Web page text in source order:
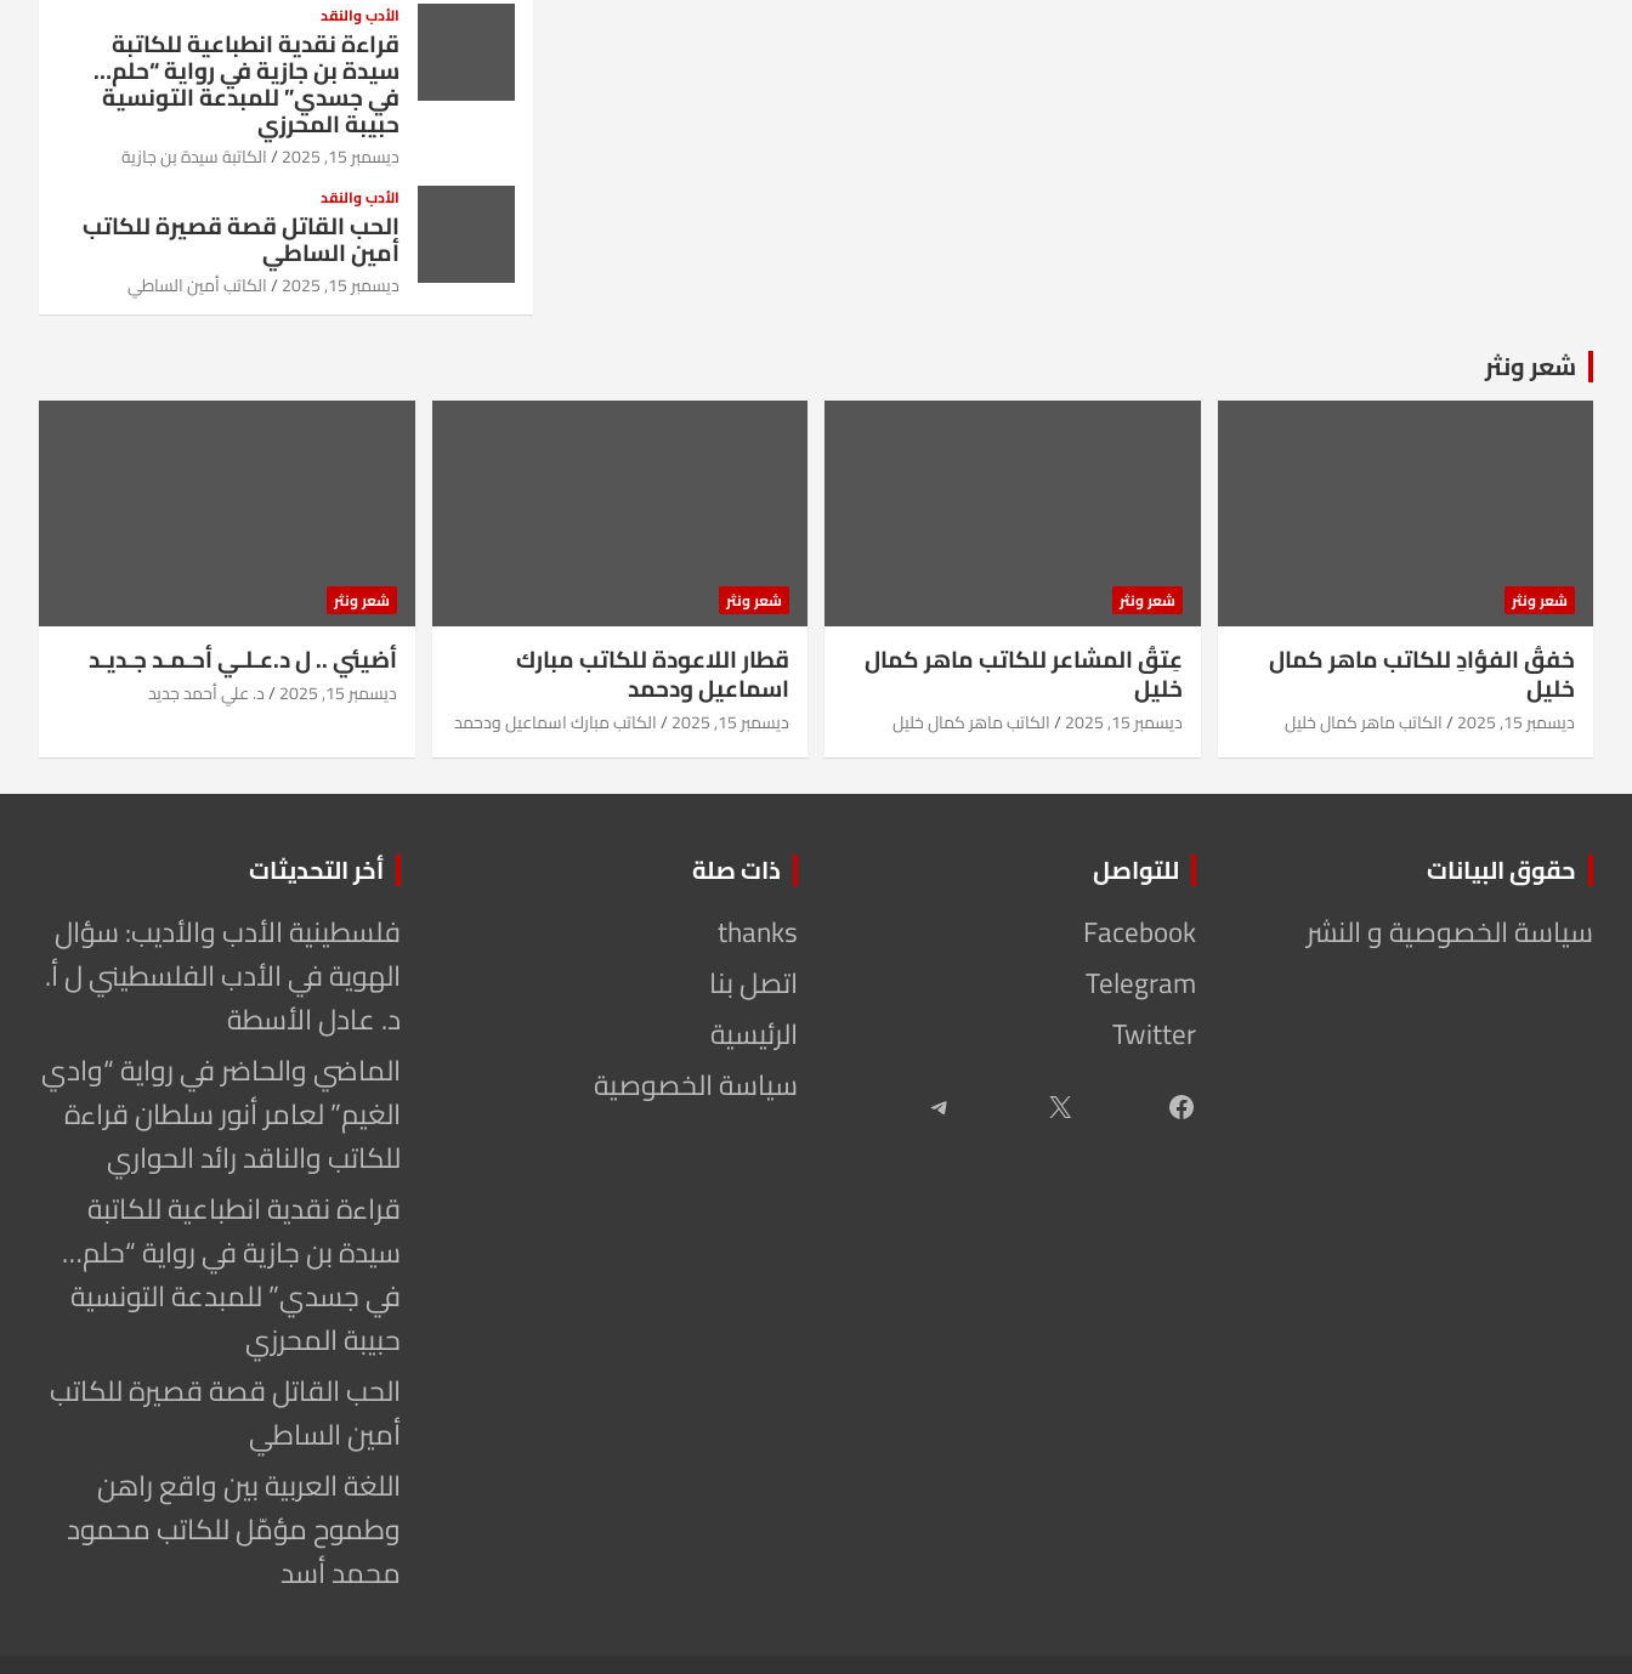
الأدب والنقد
قراءة نقدية انطباعية للكاتبة
سيدة بن جازية في رواية “حلم…
في جسدي” للمبدعة التونسية
حبيبة المحرزي
ديسمبر 15, 2025 الكاتبة سيدة بن جازية
الأدب والنقد
الحب القاتل قصة قصيرة للكاتب
أمين الساطي
ديسمبر 15, 2025 الكاتب أمين الساطي
شعر ونثر
شعر ونثر
خفقُ الفؤادِ للكاتب ماهر كمال
خليل
ديسمبر 15, 2025 الكاتب ماهر كمال خليل
شعر ونثر
عِتقُ المشاعر للكاتب ماهر كمال
خليل
ديسمبر 15, 2025 الكاتب ماهر كمال خليل
شعر ونثر
قطار اللاعودة للكاتب مبارك
اسماعيل ودحمد
ديسمبر 15, 2025 الكاتب مبارك اسماعيل ودحمد
شعر ونثر
أضيئي .. ل د.عـلـي أحـمـد جـديـد
ديسمبر 15, 2025 د. علي أحمد جديد
حقوق البيانات
سياسة الخصوصية و النشر
للتواصل
Facebook
Telegram
Twitter
Facebook
X
Telegram
ذات صلة
thanks
اتصل بنا
الرئيسية
سياسة الخصوصية
أخر التحديثات
فلسطينية الأدب والأديب: سؤال
الهوية في الأدب الفلسطيني ل أ.
د. عادل الأسطة
الماضي والحاضر في رواية “وادي
الغيم” لعامر أنور سلطان قراءة
للكاتب والناقد رائد الحواري
قراءة نقدية انطباعية للكاتبة
سيدة بن جازية في رواية “حلم…
في جسدي” للمبدعة التونسية
حبيبة المحرزي
الحب القاتل قصة قصيرة للكاتب
أمين الساطي
اللغة العربية بين واقع راهن
وطموح مؤمّل للكاتب محمود
محمد أسد